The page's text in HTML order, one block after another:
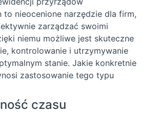
to nieocenione narzędzie dla firm,
zarządzać swoimi
niemu możliwe jest skuteczne
kontrolowanie i utrzymywanie
stanie. Jakie konkretnie
zastosowanie tego typu
czasu